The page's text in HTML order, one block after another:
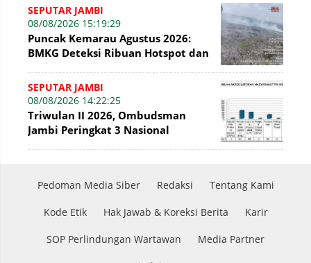
SEPUTAR JAMBI
08/08/2026 15:19:29
Puncak Kemarau Agustus 2026:
BMKG Deteksi Ribuan Hotspot dan
SEPUTAR JAMBI
08/08/2026 14:22:25
Triwulan II 2026, Ombudsman
Jambi Peringkat 3 Nasional
Pedoman Media Siber Redaksi Tentang Kami
Kode Etik Hak Jawab & Koreksi Berita Karir
SOP Perlindungan Wartawan Media Partner